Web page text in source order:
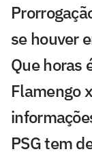
se houver
Que horas
Flamengo
PSG tem